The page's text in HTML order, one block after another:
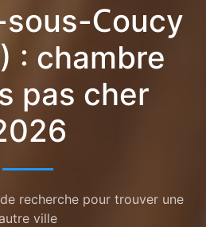
Coucy
: chambre
pas cher
recherche pour trouver une
autre ville